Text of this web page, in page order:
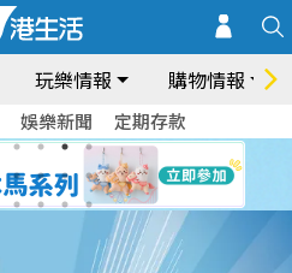
玩樂情報 購物情報
娛樂新聞 定期存款